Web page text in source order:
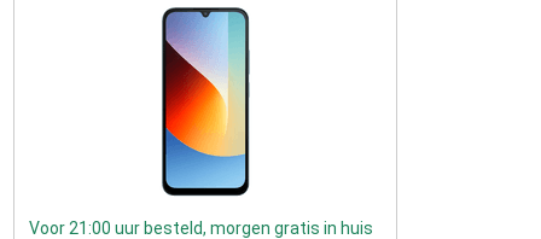
Voor 21:00 uur besteld, morgen gratis in huis